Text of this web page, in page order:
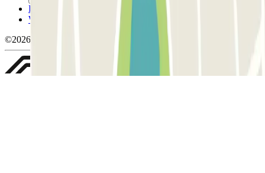
Política de privacitat
Whistleblowing
©2026 Parclick. All rights reserved